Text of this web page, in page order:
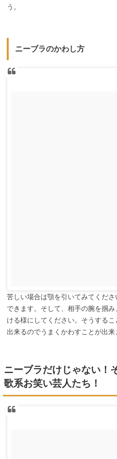
う。
ニーブラのかわし方
苦しい場合は顎を引いてみてくだ
できます。そして、相手の腕を掴
ける様にしてください。そうする
出来るのでうまくかわすことが出来
ニーブラだけじゃない！
歌系お笑い芸人たち！